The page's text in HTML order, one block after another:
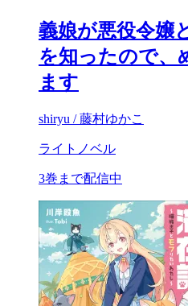
義娘が悪役令嬢
を知ったので、
ます
shiryu / 藤村ゆかこ
ライトノベル
3巻まで配信中